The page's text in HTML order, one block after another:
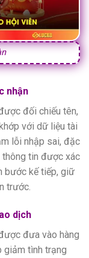
nhận
đối chiếu tên,
với dữ liệu tài
lỗi nhập sai, đặc
thông tin được xác
bước kế tiếp, giữ
trước.
dịch
đưa vào hàng
giảm tình trạng